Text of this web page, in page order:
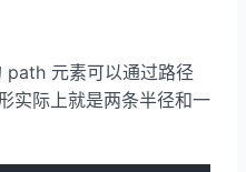
path 元素可以通过路径
实际上就是两条半径和一